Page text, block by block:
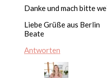
Danke und mach bitte
Liebe Grüße aus Berlin
Beate
Antworten